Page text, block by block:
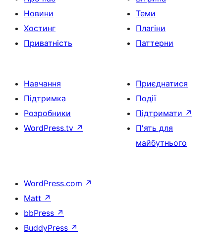
Новини
Хостинг
Приватність
Теми
Плагіни
Паттерни
Навчання
Підтримка
Розробники
WordPress.tv ↗
Приєднатися
Події
Підтримати ↗
П'ять для
майбутнього
WordPress.com ↗
Matt ↗
bbPress ↗
BuddyPress ↗